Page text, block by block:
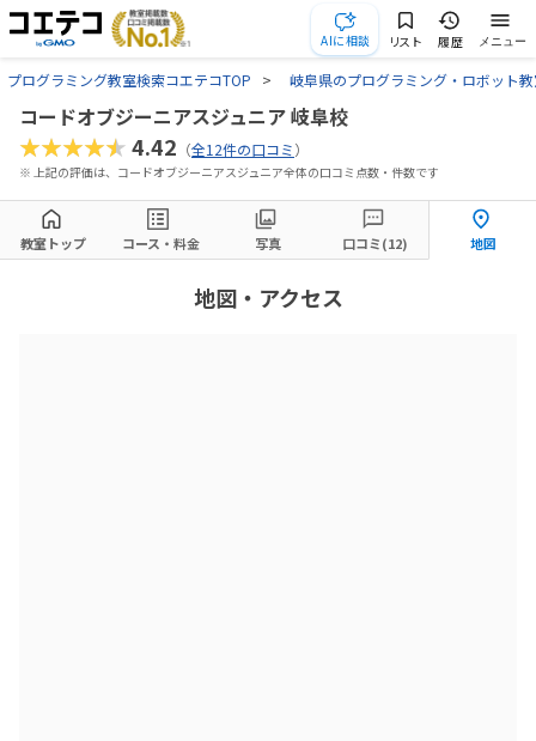
AIに相談 リスト 履歴 メニュー
プログラミング教室検索コエテコTOP 岐阜県のプログラミング・ロボット
コードオブジーニアスジュニア 岐阜校
★★★★★4.42 （全12件の口コミ）
※ 上記の評価は、コードオブジーニアスジュニア全体の口コミ点数・件数です
教室トップ コース・料金 写真 口コミ(12) 地図
地図・アクセス